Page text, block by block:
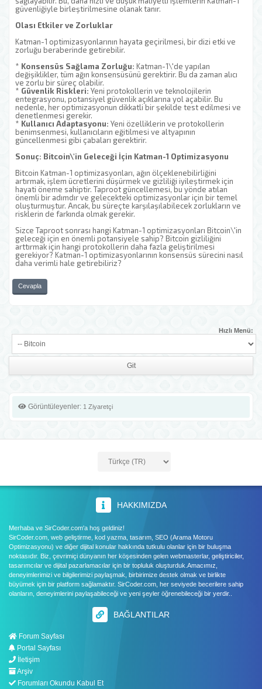
güvenliğiyle birleştirilmesine olanak tanır.
Olası Etkiler ve Zorluklar
Katman-1 optimizasyonlarının hayata geçirilmesi, bir dizi etki ve
zorluğu beraberinde getirebilir.
* Konsensüs Sağlama Zorluğu: Katman-1\'de yapılan
değişiklikler, tüm ağın konsensüsünü gerektirir. Bu da zaman alıcı
ve zorlu bir süreç olabilir.
* Güvenlik Riskleri: Yeni protokollerin ve teknolojilerin
entegrasyonu, potansiyel güvenlik açıklarına yol açabilir. Bu
nedenle, her optimizasyonun dikkatli bir şekilde test edilmesi ve
denetlenmesi gerekir.
* Kullanıcı Adaptasyonu: Yeni özelliklerin ve protokollerin
benimsenmesi, kullanıcıların eğitilmesi ve altyapının
güncellenmesi gibi çabaları gerektirir.
Sonuç: Bitcoin\'in Geleceği İçin Katman-1 Optimizasyonu
Bitcoin Katman-1 optimizasyonları, ağın ölçeklenebilirliğini
artırmak, işlem ücretlerini düşürmek ve gizliliği iyileştirmek için
hayati öneme sahiptir. Taproot güncellemesi, bu yönde atılan
önemli bir adımdır ve gelecekteki optimizasyonlar için bir temel
oluşturmuştur. Ancak, bu süreçte karşılaşılabilecek zorlukların ve
risklerin de farkında olmak gerekir.
Sizce Taproot sonrası hangi Katman-1 optimizasyonları Bitcoin\'in
geleceği için en önemli potansiyele sahip? Bitcoin gizliliğini
arttırmak için hangi protokollerin daha fazla geliştirilmesi
gerekiyor? Katman-1 optimizasyonlarının konsensüs sürecini nasıl
daha verimli hale getirebiliriz?
Cevapla
Hızlı Menü:
Görüntüleyenler: 1 Ziyaretçi
HAKKIMIZDA
Merhaba ve SirCoder.com'a hoş geldiniz!
SirCoder.com, web geliştirme, kod yazma, tasarım, SEO (Arama Motoru
Optimizasyonu) ve diğer dijital konular hakkında tutkulu olanlar için bir buluşma
noktasıdır. Biz, çevrimiçi dünyanın her köşesinden gelen webmasterlar, geliştiriciler,
tasarımcılar ve dijital pazarlamacılar için bir topluluk oluşturduk.Amacımız,
deneyimlerimizi ve bilgilerimizi paylaşmak, birbirimize destek olmak ve birlikte
büyümek için bir platform sağlamaktır. SirCoder.com, her seviyede becerilere sahip
olanların, deneyimlerini paylaşabileceği ve yeni şeyler öğrenebileceği bir yerdir..
BAĞLANTILAR
Forum Sayfası
Portal Sayfası
İletişim
Arşiv
Forumları Okundu Kabul Et